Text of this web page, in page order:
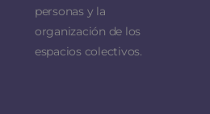
personas y la
organización de los
espacios colectivos.